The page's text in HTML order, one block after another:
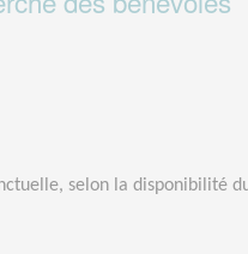
selon la disponibilité